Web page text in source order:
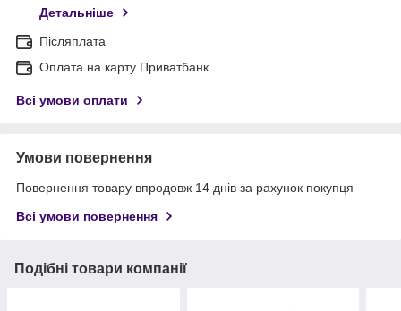
Детальніше
Післяплата
Оплата на карту Приватбанк
Всі умови оплати
Умови повернення
Повернення товару впродовж 14 днів за рахунок покупця
Всі умови повернення
Подібні товари компанії